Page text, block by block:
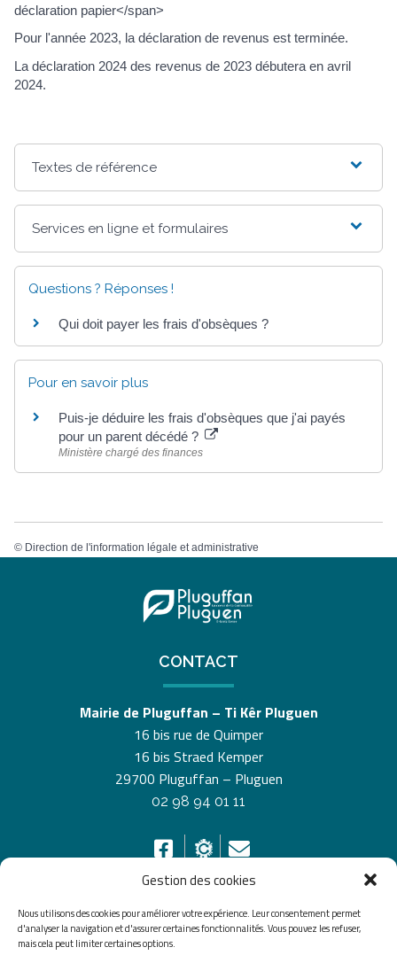
Gestion des cookies
Nous utilisons des cookies pour améliorer votre expérience. Leur consentement permet
d'analyser la navigation et d'assurer certaines fonctionnalités. Vous pouvez les refuser,
mais cela peut limiter certaines options.
déclaration papier</span>
Pour l'année 2023, la déclaration de revenus est terminée.
La déclaration 2024 des revenus de 2023 débutera en avril
2024.
Textes de référence
Services en ligne et formulaires
Questions ? Réponses !
Qui doit payer les frais d'obsèques ?
Pour en savoir plus
Puis-je déduire les frais d'obsèques que j'ai payés
pour un parent décédé ?
Ministère chargé des finances
© Direction de l'information légale et administrative
CONTACT
Mairie de Pluguffan – Ti Kêr Pluguen
16 bis rue de Quimper
16 bis Straed Kemper
29700 Pluguffan – Pluguen
02 98 94 01 11
HORAIRES D’OUVERTURE